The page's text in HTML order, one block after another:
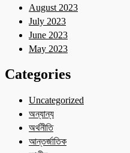
August 2023
July 2023
June 2023
May 2023
Categories
Uncategorized
অন্যান্য
অর্থনীতি
আন্তর্জাতিক